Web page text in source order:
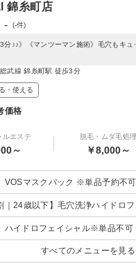
錦糸町店
-
(-件)
3分♪♪》《マンツーマン施術》毛穴もキ
武線 錦糸町駅 徒歩3分
・使える
価格
ルエステ
～
脱毛・ムダ毛処理
￥8,000～
VOSマスクパック ※単品予約不可
｜24歳以下】毛穴洗浄ハイドロ
ハイドロフェイシャル※単品不可
すべてのメニューを見る